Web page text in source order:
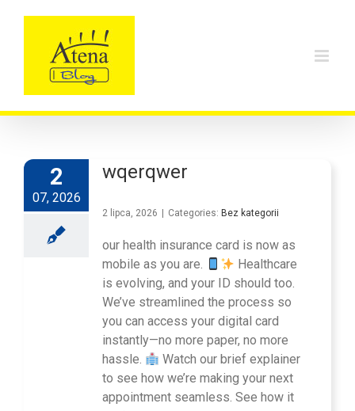
2
07, 2026
wqerqwer
2 lipca, 2026 Categories: Bez kategorii
our health insurance card is now as
mobile as you are.
Healthcare
is evolving, and your ID should too.
We’ve streamlined the process so
you can access your digital card
instantly—no more paper, no more
hassle.
Watch our brief explainer
to see how we’re making your next
appointment seamless. See how it